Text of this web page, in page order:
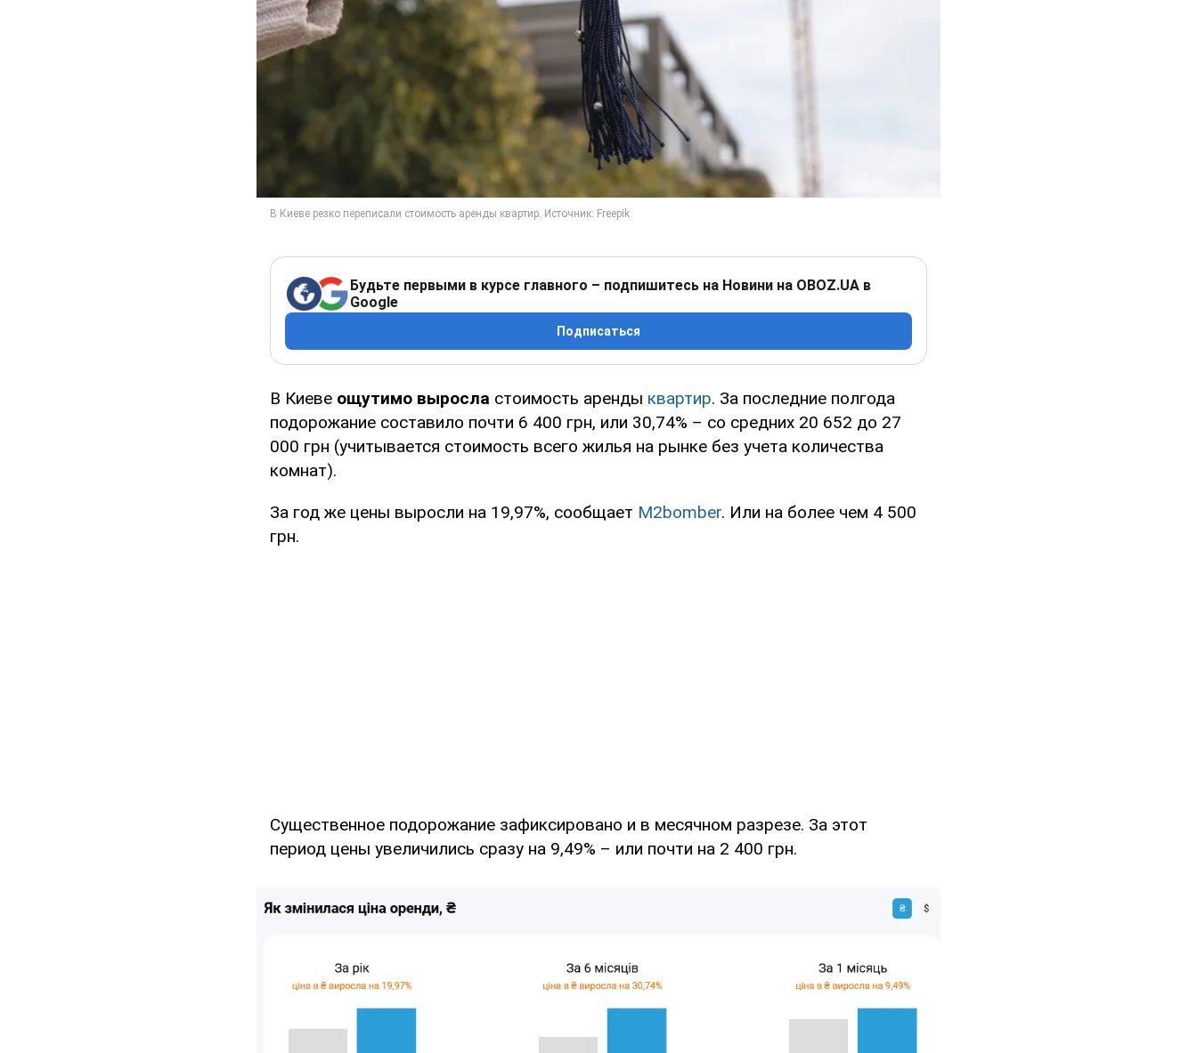
Будьте первыми в курсе главного – подпишитесь на Новини на OBOZ.UA в
Google
Подписаться
В Киеве ощутимо выросла стоимость аренды квартир. За последние полгода
подорожание составило почти 6 400 грн, или 30,74% – со средних 20 652 до 27
000 грн (учитывается стоимость всего жилья на рынке без учета количества
комнат).
За год же цены выросли на 19,97%, сообщает M2bomber. Или на более чем 4 500
грн.
Существенное подорожание зафиксировано и в месячном разрезе. За этот
период цены увеличились сразу на 9,49% – или почти на 2 400 грн.